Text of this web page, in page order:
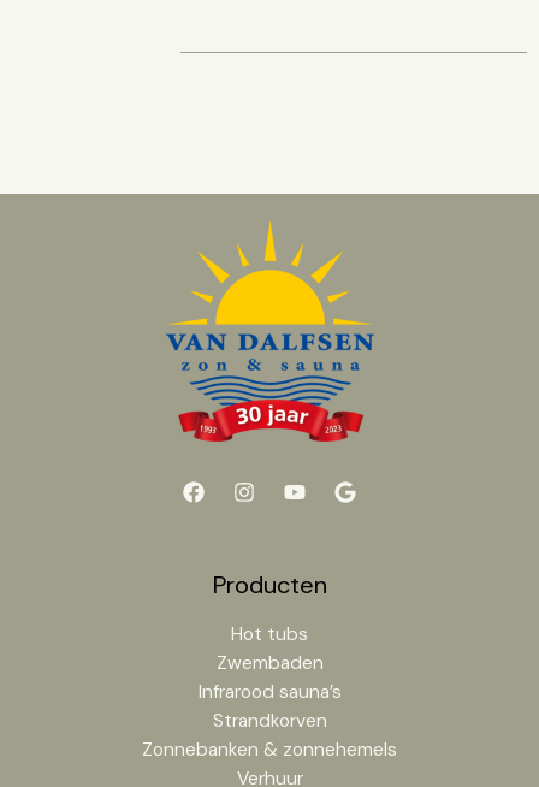
Producten
Hot tubs
Zwembaden
Infrarood sauna’s
Strandkorven
Zonnebanken & zonnehemels
Verhuur